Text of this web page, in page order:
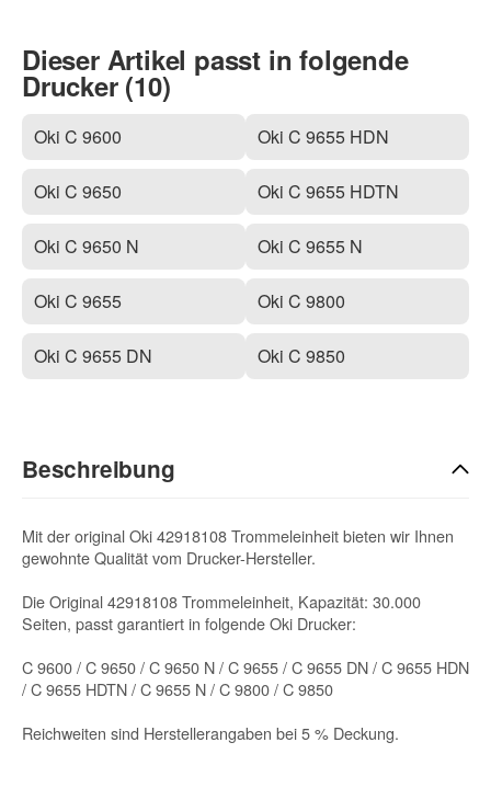
Dieser Artikel passt in folgende
Drucker (10)
Oki C 9600
Oki C 9650
Oki C 9650 N
Oki C 9655
Oki C 9655 DN
Oki C 9655 HDN
Oki C 9655 HDTN
Oki C 9655 N
Oki C 9800
Oki C 9850
Beschreibung
Mit der original Oki 42918108 Trommeleinheit bieten wir Ihnen
gewohnte Qualität vom Drucker-Hersteller.
Die Original 42918108 Trommeleinheit, Kapazität: 30.000
Seiten, passt garantiert in folgende Oki Drucker:
C 9600 / C 9650 / C 9650 N / C 9655 / C 9655 DN / C 9655 HDN
/ C 9655 HDTN / C 9655 N / C 9800 / C 9850
Reichweiten sind Herstellerangaben bei 5 % Deckung.